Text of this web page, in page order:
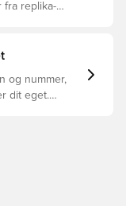
fra replika-
og nummer,
dit eget.